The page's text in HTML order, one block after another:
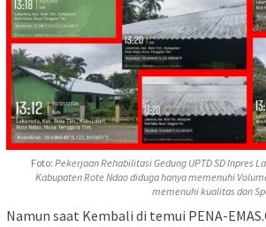
Foto: Pekerjaan Rehabilitasi Gedung UPTD SD Inpres
Kabupaten Rote Ndao diduga hanya memenuhi
memenuhi kualitas dan
Namun saat Kembali di temui PENA-